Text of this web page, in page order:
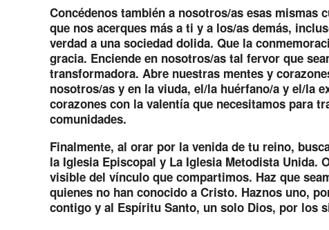
Concédenos también a nosotros/as esas mismas
que nos acerques más a ti y a los/as demás,
verdad a una sociedad dolida. Que la
gracia. Enciende en nosotros/as tal fervor que
transformadora. Abre nuestras mentes y
nosotros/as y en la viuda, el/la huérfano/a y el/la
corazones con la valentía que necesitamos para
comunidades.
Finalmente, al orar por la venida de tu reino,
la Iglesia Episcopal y La Iglesia Metodista Unida.
visible del vínculo que compartimos. Haz que
quienes no han conocido a Cristo. Haznos uno,
contigo y al Espíritu Santo, un solo Dios, por los